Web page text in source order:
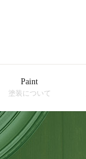
Paint
塗装について